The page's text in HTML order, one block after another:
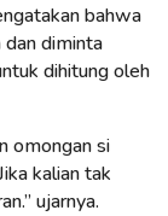
bahwa
diminta
dihitung oleh
omongan si
kalian tak
ujarnya.